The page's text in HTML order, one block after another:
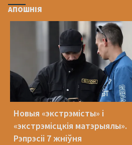
АПОШНІЯ
Новыя «экстрэмісты» і
«экстрэмісцкія матэрыялы».
Рэпрэсіі 7 жніўня